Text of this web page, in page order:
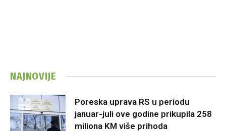
NAJNOVIJE
Poreska uprava RS u periodu
januar-juli ove godine prikupila 258
miliona KM više prihoda